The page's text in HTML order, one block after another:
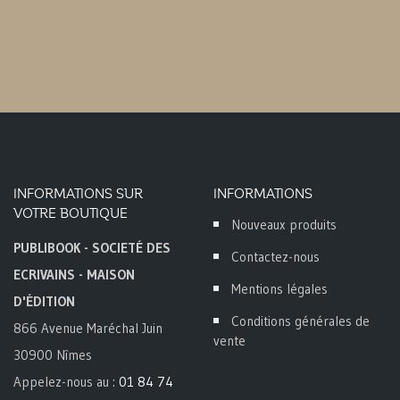
INFORMATIONS SUR
VOTRE BOUTIQUE
PUBLIBOOK - SOCIETÉ DES
ECRIVAINS - MAISON
D'ÉDITION
866 Avenue Maréchal Juin
30900 Nîmes
Appelez-nous au : 01 84 74
INFORMATIONS
Nouveaux produits
Contactez-nous
Mentions légales
Conditions générales de
vente